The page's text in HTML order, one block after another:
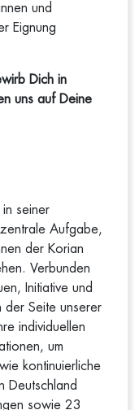
und
Eignung
Dich in
uns auf Deine
in seiner
Aufgabe,
der Korian
Verbunden
Initiative und
der Seite unserer
individuellen
um
kontinuierliche
Deutschland
sowie 23